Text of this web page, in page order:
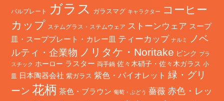
バルプレート ガラス ガラスマグ キャラクター
コーヒー
カップ ステムグラス・ステムウェア ストーンウェア スープ
皿・スーププレート・カレー皿 ティーカップ ナルミ
ノベ
ルティ・企業物 ノリタケ・Noritake ピンク プラ
スチック ホーロー ラスター 両手鍋 佐々木硝子・佐々木ガラス 小
皿
日本陶器会社 紫ガラス 紫色・バイオレット 緑・グリ
ーン 花柄 茶色・ブラウン 葡萄・ぶどう 薔薇 赤色・レッ